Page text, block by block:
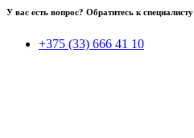
У вас есть вопрос? Обратитесь к специалисту
+375 (33) 666 41 10